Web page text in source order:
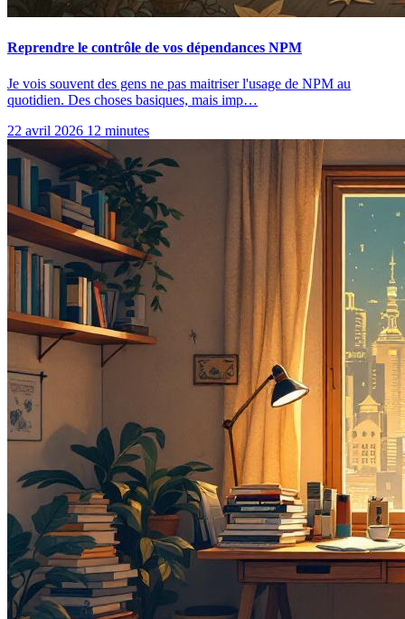
Reprendre le contrôle de vos dépendances NPM
Je vois souvent des gens ne pas maitriser l'usage de NPM au
quotidien. Des choses basiques, mais imp…
22 avril 2026 12 minutes